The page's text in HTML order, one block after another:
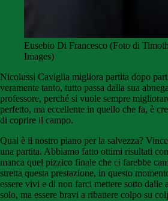
Eusebio Di Francesco (Foto di
Images)
Nicolussi Caviglia migliora partita dopo
veramente tanto, tutto passa dalla sua
professore, perché si vuole sempre
perfetto, ma eccellente in quello che fa, è
di coprire il campo.
Qual è il nostro piano per la salvezza?
una partita. Abbiamo fatto ottimi risultati
manca quel pizzico finale che ci farebbe
stretta questa prestazione, in questo
essere vivi e di non farci mettere sotto dalle
solo, ma essere bravi a ribattere colpo su